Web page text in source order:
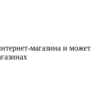
магазина и может